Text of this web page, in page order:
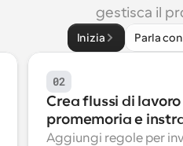
gestisca il
Inizia Parla
02
Crea flussi di
promemoria e
Aggiungi regole per